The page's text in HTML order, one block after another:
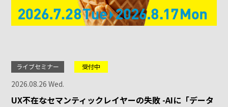
ライブセミナー 受付中
2026.08.26 Wed.
UX不在なセマンティックレイヤーの失敗 -AIに「データ